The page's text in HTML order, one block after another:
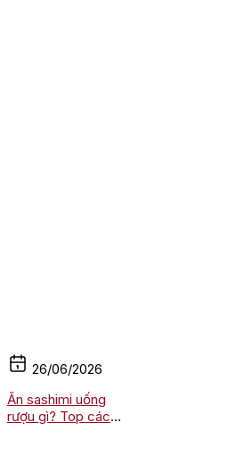
26/06/2026
Ăn sashimi uống
rượu gì? Top các